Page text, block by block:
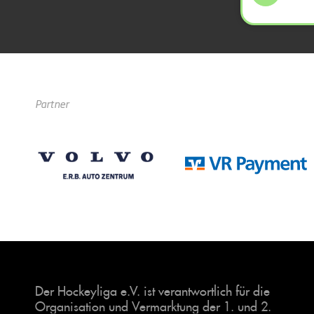
Partner
Der Hockeyliga e.V. ist verantwortlich für die
Organisation und Vermarktung der 1. und 2.